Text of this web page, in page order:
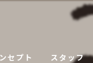
セプト スタッフ